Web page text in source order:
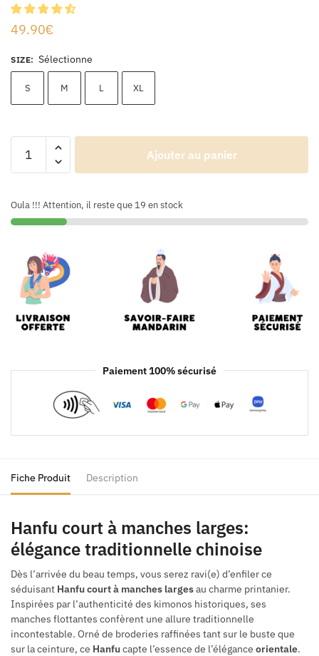
49.90€
SIZE: Sélectionne
S M L XL
Ajouter au panier
Oula !!! Attention, il reste que 19 en stock
Paiement 100% sécurisé
Fiche Produit Description
Hanfu court à manches larges:
élégance traditionnelle chinoise
Dès l’arrivée du beau temps, vous serez ravi(e) d’enfiler ce
séduisant Hanfu court à manches largesau charme printanier.
Inspirées par l’authenticité des kimonos historiques, ses
manches flottantes confèrent une allure traditionnelle
incontestable. Orné de broderies raffinées tant sur le buste que
sur la ceinture, ce Hanfucapte l’essence de l’élégance orientale.